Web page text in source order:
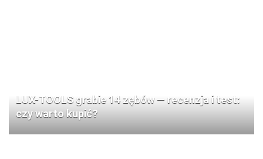
LUX-TOOLS grabie 14 zębów — recenzja i test:
czy warto kupić?